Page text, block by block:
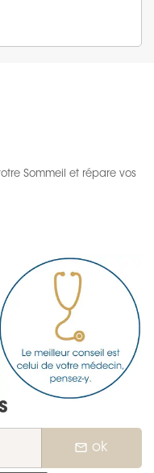
Sommeil et répare vos
mail_outline ok